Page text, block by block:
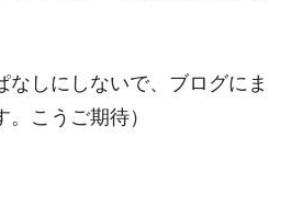
なしにしないで、ブログにま
こうご期待）